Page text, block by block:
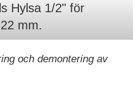
Hylsa 1/2" för
mm.
och demontering av